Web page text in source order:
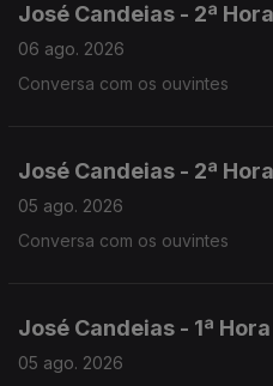
José Candeias - 2ª Hora
06 ago. 2026
Conversa com os ouvintes
José Candeias - 2ª Hora
05 ago. 2026
Conversa com os ouvintes
José Candeias - 1ª Hora
05 ago. 2026